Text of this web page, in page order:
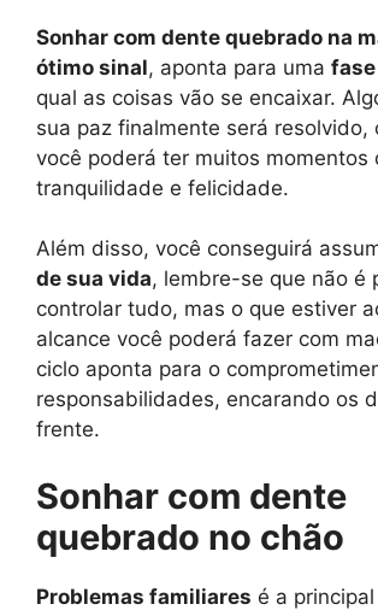
Sonhar com dente quebrado na
ótimo sinal, aponta para uma
qual as coisas vão se encaixar.
sua paz finalmente será resolvido,
você poderá ter muitos momentos
tranquilidade e felicidade.
Além disso, você conseguirá
de sua vida, lembre-se que não é
controlar tudo, mas o que estiver
alcance você poderá fazer com
ciclo aponta para o
responsabilidades, encarando os
frente.
Sonhar com dente
quebrado no chão
Problemas familiares é a